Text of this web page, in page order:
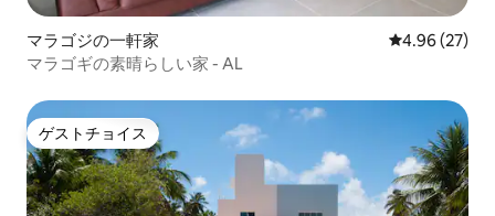
マラゴジの一軒家 レビュー27
4.96 (27)
マラゴギの素晴らしい家 - AL
ゲストチョイス
ゲストチョイス